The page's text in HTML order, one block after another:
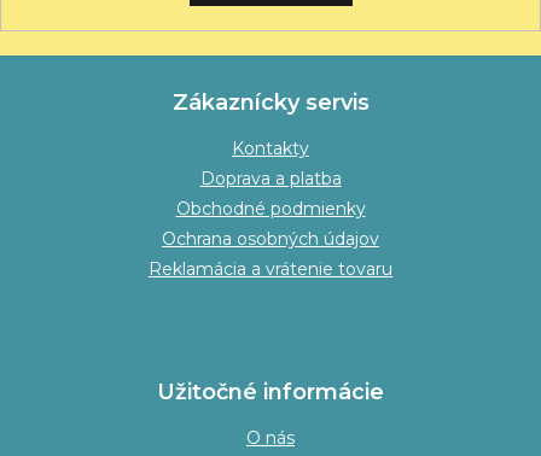
Zákaznícky servis
Kontakty
Doprava a platba
Obchodné podmienky
Ochrana osobných údajov
Reklamácia a vrátenie tovaru
Užitočné informácie
O nás